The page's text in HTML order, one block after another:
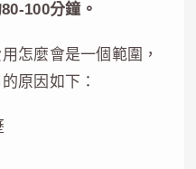
100分鐘。
怎麼會是一個範圍，
原因如下：